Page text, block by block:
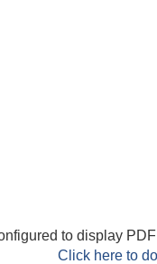
to display
Click here to